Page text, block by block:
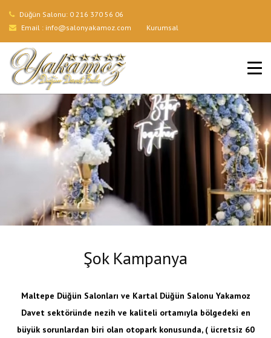
Düğün Salonu: 0 216 370 56 06
Email : info@salonyakamoz.com Kurumsal
ANA SAYFA
HIZMETLERIMIZ
MENÜLER
GALERI
BLOG
İLETIŞIM
Şok Kampanya
Maltepe Düğün Salonları ve Kartal Düğün Salonu Yakamoz
Davet sektöründe nezih ve kaliteli ortamıyla bölgedeki en
büyük sorunlardan biri olan otopark konusunda, ( ücretsiz 60